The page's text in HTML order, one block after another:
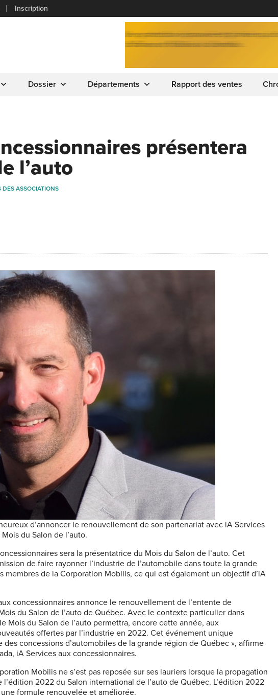
Inscription
Dossier Départements Rapport des ventes
présentera
l’auto
DES ASSOCIATIONS
d’annoncer le renouvellement de son partenariat avec iA Services
du Salon de l’auto.
sera la présentatrice du Mois du Salon de l’auto. Cet
de faire rayonner l’industrie de l’automobile dans toute la grande
membres de la Corporation Mobilis, ce qui est également un objectif d’iA
concessionnaires annonce le renouvellement de l’entente de
du Salon de l’auto de Québec. Avec le contexte particulier dans
Mois du Salon de l’auto permettra, encore cette année, aux
offertes par l’industrie en 2022. Cet événement unique
concessions d’automobiles de la grande région de Québec », affirme
iA Services aux concessionnaires.
Mobilis ne s’est pas reposée sur ses lauriers lorsque la propagation
2022 du Salon international de l’auto de Québec. L’édition 2022
formule renouvelée et améliorée.